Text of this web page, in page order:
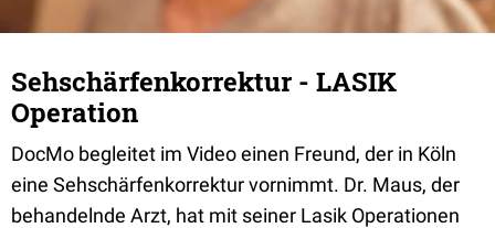
Sehschärfenkorrektur - LASIK
Operation
DocMo begleitet im Video einen Freund, der in Köln
eine Sehschärfenkorrektur vornimmt. Dr. Maus, der
behandelnde Arzt, hat mit seiner Lasik Operationen